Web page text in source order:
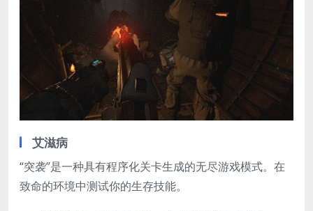
艾滋病
“突袭”是一种具有程序化关卡生成的无尽游戏模式。在
致命的环境中测试你的生存技能。